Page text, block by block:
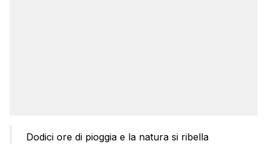
Dodici ore di pioggia e la natura si ribella